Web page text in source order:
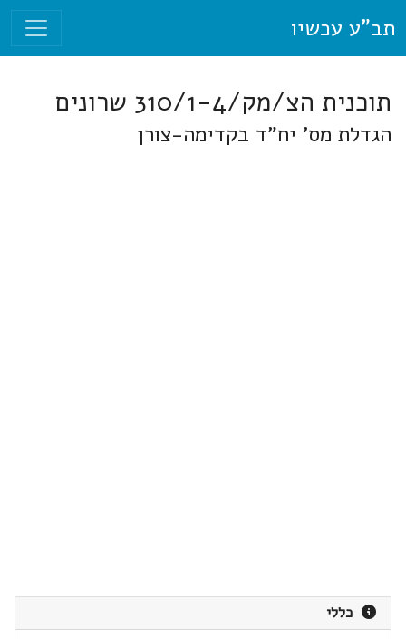
תב"ע עכשיו
תוכנית הצ/מק/310/1-4 שרונים
הגדלת מס' יח"ד בקדימה-צורן
כללי